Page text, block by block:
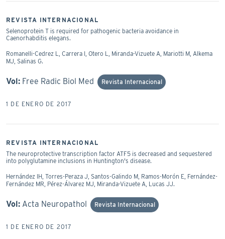
REVISTA INTERNACIONAL
Selenoprotein T is required for pathogenic bacteria avoidance in
Caenorhabditis elegans.
Romanelli-Cedrez L, Carrera I, Otero L, Miranda-Vizuete A, Mariotti M, Alkema
MJ, Salinas G.
Vol: Free Radic Biol Med Revista Internacional
1 DE ENERO DE 2017
REVISTA INTERNACIONAL
The neuroprotective transcription factor ATF5 is decreased and sequestered
into polyglutamine inclusions in Huntington's disease.
Hernández IH, Torres-Peraza J, Santos-Galindo M, Ramos-Morón E, Fernández-
Fernández MR, Pérez-Álvarez MJ, Miranda-Vizuete A, Lucas JJ.
Vol: Acta Neuropathol Revista Internacional
1 DE ENERO DE 2017